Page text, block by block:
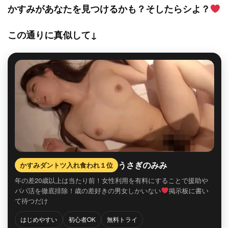
かすみがあなたを見つけるかも？そしたらシよ？
この通りに真似して↓
かすみダントツ入れ食われ１位 うさぎのみみ
年の差20歳以上は当たり前！女性利用を有料にすることで援助や
パパ活を徹底排除！歳の差好きの男女しかいない
掲示板に書い
て待つだけ
はじめやすい 初心者OK 無料トライ